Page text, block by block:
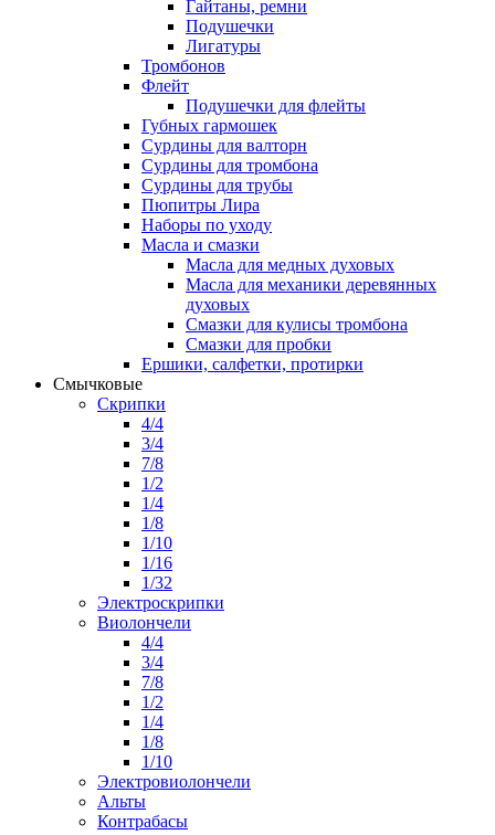
Гайтаны, ремни
Подушечки
Лигатуры
Тромбонов
Флейт
Подушечки для флейты
Губных гармошек
Сурдины для валторн
Сурдины для тромбона
Сурдины для трубы
Пюпитры Лира
Наборы по уходу
Масла и смазки
Масла для медных духовых
Масла для механики деревянных
духовых
Смазки для кулисы тромбона
Смазки для пробки
Ершики, салфетки, протирки
Смычковые
Скрипки
4/4
3/4
7/8
1/2
1/4
1/8
1/10
1/16
1/32
Электроскрипки
Виолончели
4/4
3/4
7/8
1/2
1/4
1/8
1/10
Электровиолончели
Альты
Контрабасы